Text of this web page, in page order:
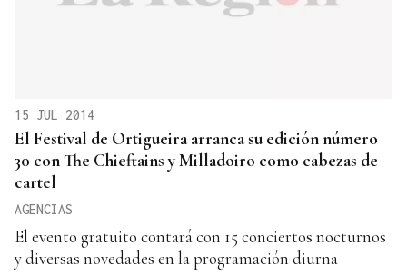
15 JUL 2014
El Festival de Ortigueira arranca su edición número
30 con The Chieftains y Milladoiro como cabezas de
cartel
AGENCIAS
El evento gratuito contará con 15 conciertos nocturnos
y diversas novedades en la programación diurna